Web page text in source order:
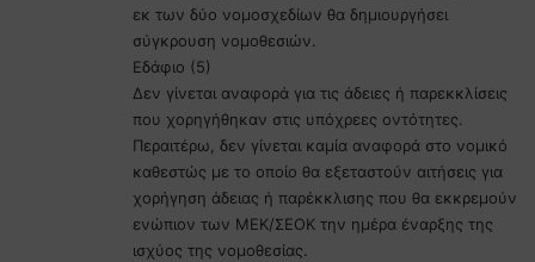
εκ των δύο νομοσχεδίων θα δημιουργήσει
σύγκρουση νομοθεσιών.
Εδάφιο (5)
Δεν γίνεται αναφορά για τις άδειες ή παρεκκλίσεις
που χορηγήθηκαν στις υπόχρεες οντότητες.
Περαιτέρω, δεν γίνεται καμία αναφορά στο νομικό
καθεστώς με το οποίο θα εξεταστούν αιτήσεις για
χορήγηση άδειας ή παρέκκλισης που θα εκκρεμούν
ενώπιον των ΜΕΚ/ΣΕΟΚ την ημέρα έναρξης της
ισχύος της νομοθεσίας.